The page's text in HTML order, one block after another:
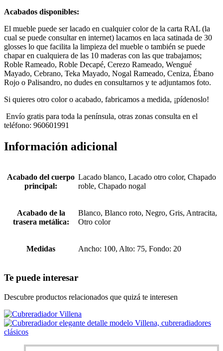
Acabados disponibles:
El mueble puede ser lacado en cualquier color de la carta RAL (la
cual se puede consultar en internet) lacamos en laca satinada de 30
glosses lo que facilita la limpieza del mueble o también se puede
chapar en cualquiera de las 10 maderas con las que trabajamos;
Roble Rameado, Roble Decapé, Cerezo Rameado, Wengué
Mayado, Cebrano, Teka Mayado, Nogal Rameado, Ceniza, Ébano
Rojo o Palisandro, no dudes en consultarnos y te adjuntamos foto.
Si quieres otro color o acabado, fabricamos a medida, ¡pídenoslo!
Envío gratis para toda la península, otras zonas consulta en el
teléfono: 960601991
Información adicional
Acabado del cuerpo
principal:
Lacado blanco, Lacado otro color, Chapado
roble, Chapado nogal
Acabado de la
trasera metálica:
Blanco, Blanco roto, Negro, Gris, Antracita,
Otro color
Medidas Ancho: 100, Alto: 75, Fondo: 20
Te puede interesar
Descubre productos relacionados que quizá te interesen